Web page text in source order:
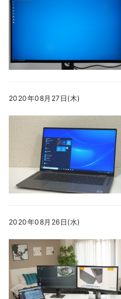
2020年08月27日(木)
2020年08月26日(水)